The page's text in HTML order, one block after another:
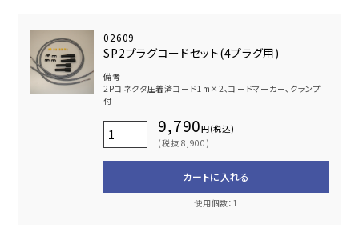
02609
SP2プラグコードセット(4プラグ用)
備考
2Pコネクタ圧着済コード1m×2､コードマーカー､クランプ
付
9,790円(税込)
(税抜 8,900)
カートに入れる
使用個数：1